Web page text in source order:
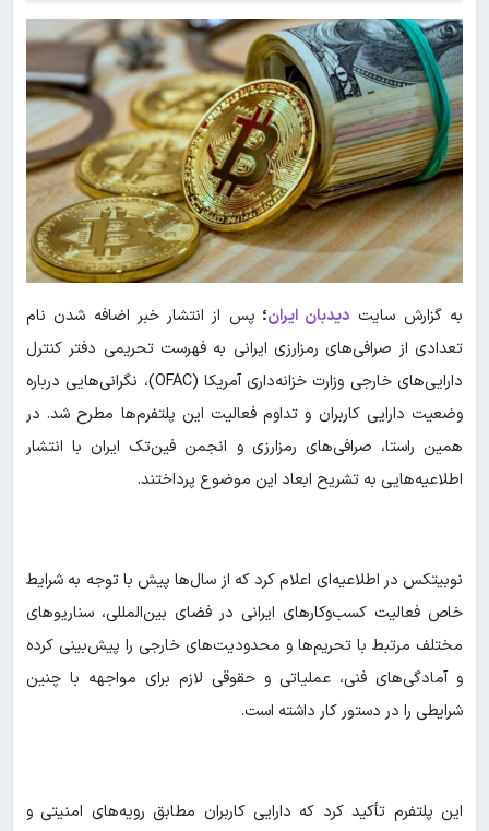
به گزارش سایت دیدبان ایران؛ پس از انتشار خبر اضافه شدن نام
تعدادی از صرافی‌های رمزارزی ایرانی به فهرست تحریمی دفتر کنترل
دارایی‌های خارجی وزارت خزانه‌داری آمریکا (OFAC)، نگرانی‌هایی درباره
وضعیت دارایی کاربران و تداوم فعالیت این پلتفرم‌ها مطرح شد. در
همین راستا، صرافی‌های رمزارزی و انجمن فین‌تک ایران با انتشار
اطلاعیه‌هایی به تشریح ابعاد این موضوع پرداختند.
نوبیتکس در اطلاعیه‌ای اعلام کرد که از سال‌ها پیش با توجه به شرایط
خاص فعالیت کسب‌وکارهای ایرانی در فضای بین‌المللی، سناریوهای
مختلف مرتبط با تحریم‌ها و محدودیت‌های خارجی را پیش‌بینی کرده
و آمادگی‌های فنی، عملیاتی و حقوقی لازم برای مواجهه با چنین
شرایطی را در دستور کار داشته است.
این پلتفرم تأکید کرد که دارایی کاربران مطابق رویه‌های امنیتی و